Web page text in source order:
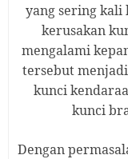
yang sering kali
kerusakan
mengalami
tersebut
kunci
kunci
Dengan